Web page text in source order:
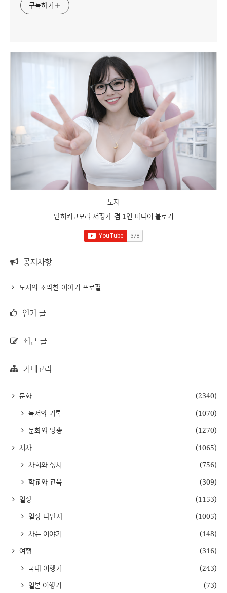
구독하기
노지
반히키코모리 서평가 겸 1인 미디어 블로거
공지사항
노지의 소박한 이야기 프로필
인기 글
최근 글
카테고리
문화
(2340)
독서와 기록
(1070)
문화와 방송
(1270)
시사
(1065)
사회와 정치
(756)
학교와 교육
(309)
일상
(1153)
일상 다반사
(1005)
사는 이야기
(148)
여행
(316)
국내 여행기
(243)
일본 여행기
(73)